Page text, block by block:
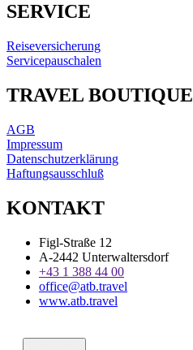
SERVICE
Reiseversicherung
Servicepauschalen
TRAVEL BOUTIQUE
AGB
Impressum
Datenschutzerklärung
Haftungsausschluß
KONTAKT
Figl-Straße 12
A-2442 Unterwaltersdorf
+43 1 388 44 00
office@atb.travel
www.atb.travel